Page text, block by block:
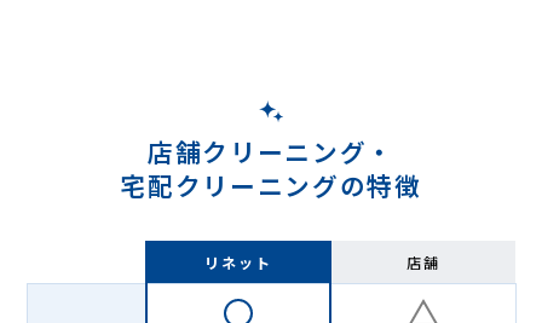
ク
店舗クリーニング・
宅配クリーニングの特徴
リネット 店舗